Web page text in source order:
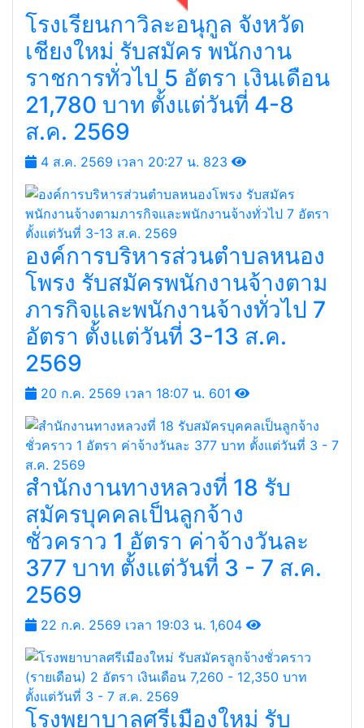
โรงเรียนกาวิละอนุกูล จังหวัด
เชียงใหม่ รับสมัคร พนักงาน
ราชการทั่วไป 5 อัตรา เงินเดือน
21,780 บาท ตั้งแต่วันที่ 4-8
ส.ค. 2569
4 ส.ค. 2569 เวลา 20:27 น. 823
องค์การบริหารส่วนตำบลหนอง
โพรง รับสมัครพนักงานจ้างตาม
ภารกิจและพนักงานจ้างทั่วไป 7
อัตรา ตั้งแต่วันที่ 3-13 ส.ค.
2569
20 ก.ค. 2569 เวลา 18:07 น.601
สํานักงานทางหลวงที่ 18 รับ
สมัครบุคคลเป็นลูกจ้าง
ชั่วคราว 1 อัตรา ค่าจ้างวันละ